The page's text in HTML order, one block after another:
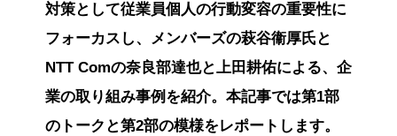
対策として従業員個人の行動変容の重要性に
フォーカスし、メンバーズの萩谷衞厚氏と
NTT Comの奈良部達也と上田耕佑による、企
業の取り組み事例を紹介。本記事では第1部
のトークと第2部の模様をレポートします。